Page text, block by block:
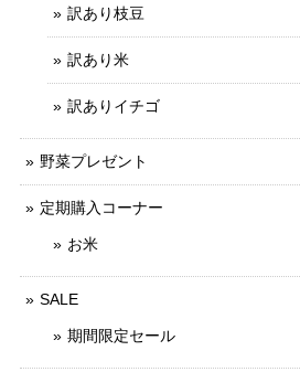
訳あり枝豆
訳あり米
訳ありイチゴ
野菜プレゼント
定期購入コーナー
お米
SALE
期間限定セール